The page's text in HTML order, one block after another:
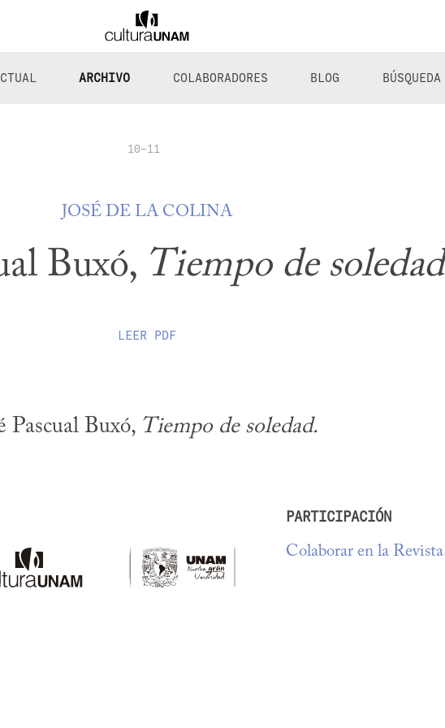
ARCHIVO COLABORADORES BLOG BÚSQUEDA
10-11
JOSÉ DE LA COLINA
Buxó, Tiempo de soledad
LEER PDF
Pascual Buxó, Tiempo de soledad.
PARTICIPACIÓN
Colaborar en la Revista